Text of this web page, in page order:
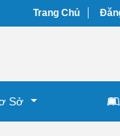
Trang Chủ
Sở